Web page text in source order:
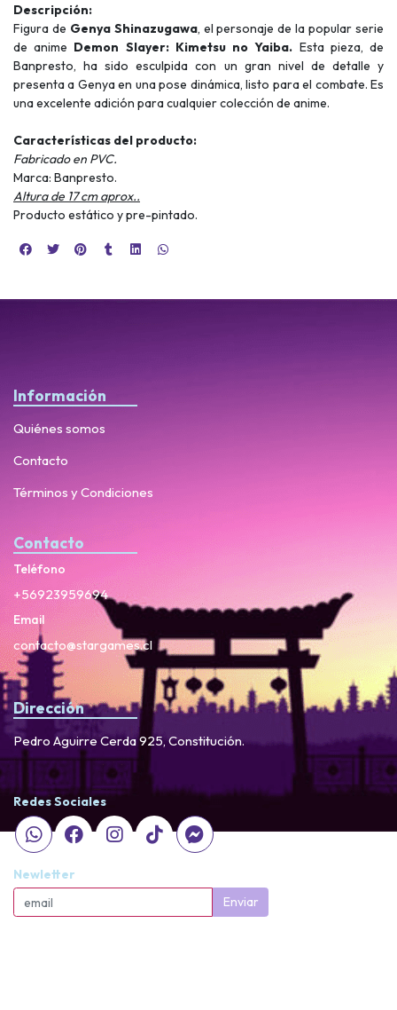
Descripción:
Figura de Genya Shinazugawa, el personaje de la popular serie
de anime Demon Slayer: Kimetsu no Yaiba. Esta pieza, de
Banpresto, ha sido esculpida con un gran nivel de detalle y
presenta a Genya en una pose dinámica, listo para el combate. Es
una excelente adición para cualquier colección de anime.
Características del producto:
Fabricado en PVC.
Marca: Banpresto.
Altura de 17 cm aprox..
Producto estático y pre-pintado.
Información
Quiénes somos
Contacto
Términos y Condiciones
Contacto
Teléfono
+56923959694
Email
contacto@stargames.cl
Dirección
Pedro Aguirre Cerda 925, Constitución.
Redes Sociales
Newletter
Enviar